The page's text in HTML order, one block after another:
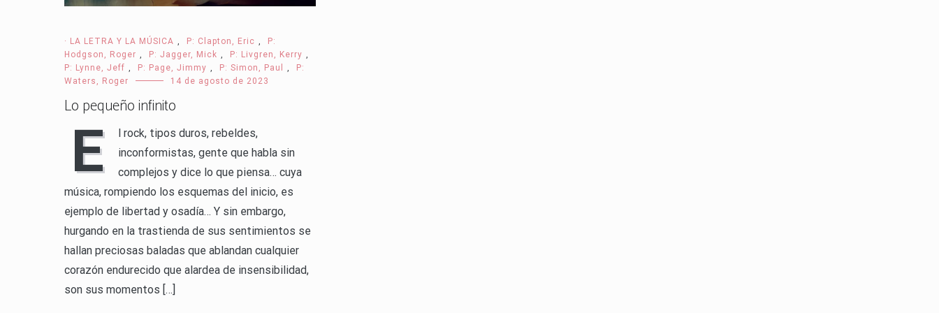
· LA LETRA Y LA MÚSICA , P: Clapton, Eric ,
P:
Hodgson, Roger , P: Jagger, Mick , P: Livgren, Kerry ,
P: Lynne, Jeff , P: Page, Jimmy , P: Simon, Paul ,
P:
Waters, Roger
14 de agosto de 2023
Lo pequeño infinito
E
l rock, tipos duros, rebeldes,
inconformistas, gente que habla sin
complejos y dice lo que piensa… cuya
música, rompiendo los esquemas del inicio, es
ejemplo de libertad y osadía… Y sin embargo,
hurgando en la trastienda de sus sentimientos se
hallan preciosas baladas que ablandan cualquier
corazón endurecido que alardea de insensibilidad,
son sus momentos […]